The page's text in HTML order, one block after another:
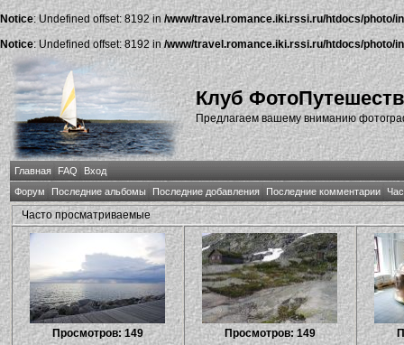
Notice: Undefined offset: 8192 in /www/travel.romance.iki.rssi.ru/htdocs/photo/
Notice: Undefined offset: 8192 in/www/travel.romance.iki.rssi.ru/htdocs/photo/
Клуб
Предлагаем вашему вниманию
Главная FAQ
Вход
Форум
Последние альбомы Последние добавления Последние комментарии
Часто просматриваемые
Просмотров: 149
Просмотров: 149